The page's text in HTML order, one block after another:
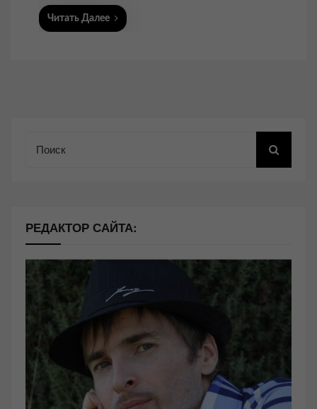
Читать Далее
РЕДАКТОР САЙТА: